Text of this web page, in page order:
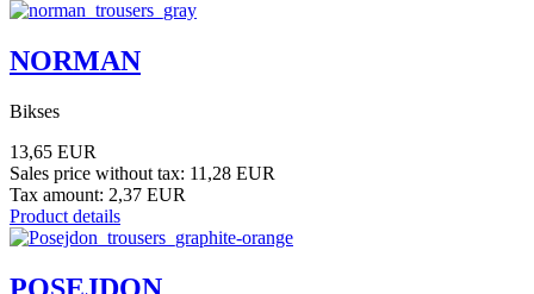
NORMAN
Bikses
13,65 EUR
Sales price without tax: 11,28 EUR
Tax amount: 2,37 EUR
Product details
POSEJDON